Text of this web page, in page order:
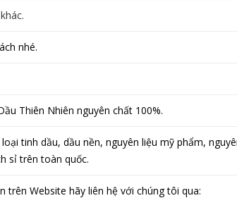
khác.
nhé.
Thiên Nhiên nguyên chất 100%.
tinh dầu, dầu nền, nguyên liệu mỹ phẩm,
sỉ trên toàn quốc.
trên Website hãy liên hệ với chúng tôi qua: